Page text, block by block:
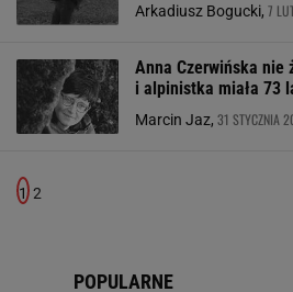
Arkadiusz Bogucki, 7
Anna Czerwińska nie
i alpinistka miała 73
Marcin Jaz, 31 STYCZNIA
1 2
POPULARNE